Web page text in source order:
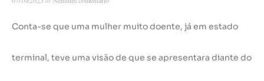
Conta-se que uma mulher muito doente, já em estado
terminal, teve uma visão de que se apresentara diante do